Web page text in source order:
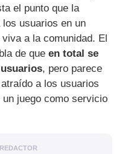
el punto que la
los usuarios en un
a la comunidad. El
de queen total se
, pero parece
a los usuarios
juego como servicio
REDACTOR